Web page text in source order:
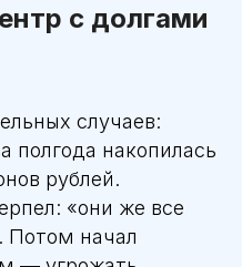
с долгами
случаев:
полгода накопилась
рублей.
«они же все
Потом начал